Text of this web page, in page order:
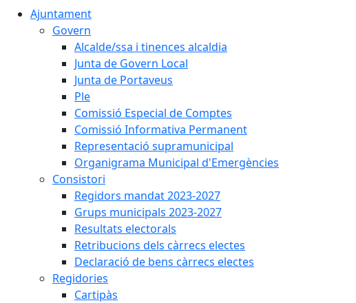
Ajuntament
Govern
Alcalde/ssa i tinences alcaldia
Junta de Govern Local
Junta de Portaveus
Ple
Comissió Especial de Comptes
Comissió Informativa Permanent
Representació supramunicipal
Organigrama Municipal d'Emergències
Consistori
Regidors mandat 2023-2027
Grups municipals 2023-2027
Resultats electorals
Retribucions dels càrrecs electes
Declaració de bens càrrecs electes
Regidories
Cartipàs